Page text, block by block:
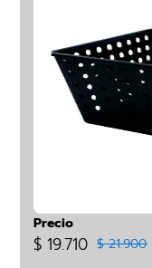
Precio
$ 19.710 $ 21.900